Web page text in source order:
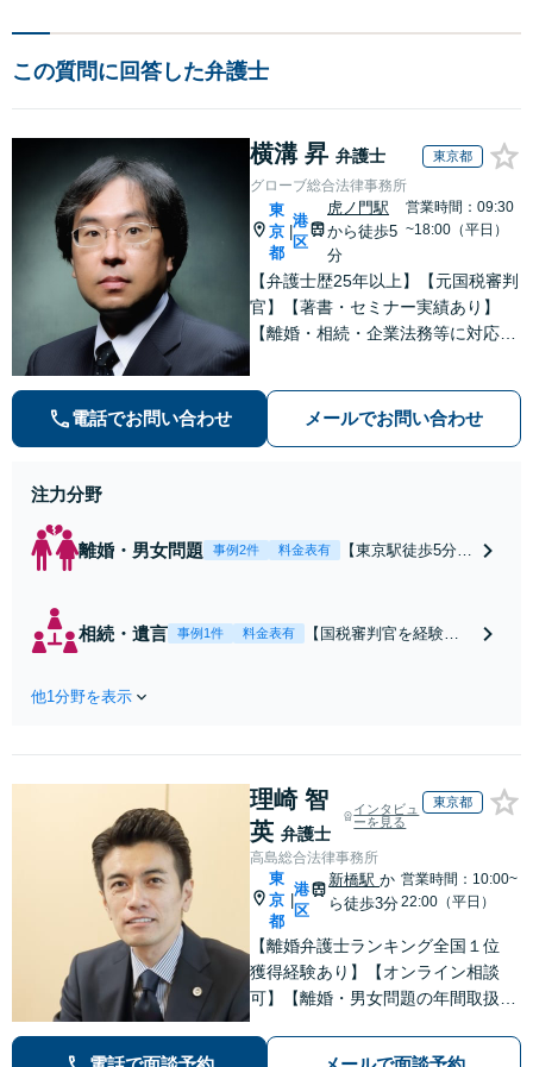
この質問に回答した弁護士
横溝 昇 弁護士 東京都
グローブ総合法律事務所
東
京
都
港
区
虎ノ門駅
から徒歩5
分
営業時間：09:30
~18:00（平日）
【弁護士歴25年以上】【元国税審判
官】【著書・セミナー実績あり】
【離婚・相続・企業法務等に対応】
提案します
電話でお問い合わせ メールでお問い合わせ
注力分野
離婚・男女問題 事例2件 料金表有
【東京駅徒歩5分】
を描けるアドバイ
「払えない」と言
われても諦めずに
ご相談ください
【初回相談30分無
料】
相続・遺言 事例1件 料金表有
【国税審判官を経験】
作成で、後のトラブル
に最適な文案を考え出
します【初回相談30分
無料】
他1分野を表示
理崎 智
英 弁護士
インタビュ
ーを見る
東京都
高島総合法律事務所
東
京
都
|
港
区
新橋駅か
ら徒歩3分
営業時間：10:00~
22:00（平日）
【離婚弁護士ランキング全国１位
獲得経験あり】【オンライン相談
可】【離婚・男女問題の年間取扱件
き寝入りしたくないという方は是非